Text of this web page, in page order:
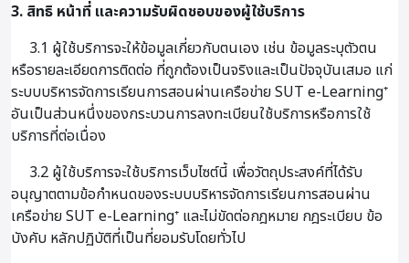
3. สิทธิ หน้าที่ และความรับผิดชอบของผู้ใช้บริการ
3.1 ผู้ใช้บริการจะให้ข้อมูลเกี่ยวกับตนเอง เช่น ข้อมูลระบุตัวตน
หรือรายละเอียดการติดต่อ ที่ถูกต้องเป็นจริงและเป็นปัจจุบันเสมอ แก่
ระบบบริหารจัดการเรียนการสอนผ่านเครือข่าย SUT e-Learning⁺
อันเป็นส่วนหนึ่งของกระบวนการลงทะเบียนใช้บริการหรือการใช้
บริการที่ต่อเนื่อง
3.2 ผู้ใช้บริการจะใช้บริการเว็บไซต์นี้ เพื่อวัตถุประสงค์ที่ได้รับ
อนุญาตตามข้อกำหนดของระบบบริหารจัดการเรียนการสอนผ่าน
เครือข่าย SUT e-Learning⁺ และไม่ขัดต่อกฎหมาย กฎระเบียบ ข้อ
บังคับ หลักปฏิบัติที่เป็นที่ยอมรับโดยทั่วไป